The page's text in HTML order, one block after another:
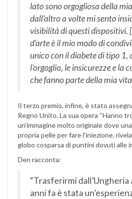
lato sono orgogliosa della
dall’altro a volte mi sento
visibilità di questi dispositivi.
d’arte è il mio modo di
unico con il diabete di tipo
l’orgoglio, le insicurezze e la
che fanno parte della mia
Il terzo premio, infine, è stato
Regno Unito. La sua opera “Hanno
un’immagine molto originale dove
propria pelle per fare l’iniezione,
globo cosparsa di puntini dovuti alle
Den racconta:
“Trasferirmi dall’Ungheria
anni fa è stata